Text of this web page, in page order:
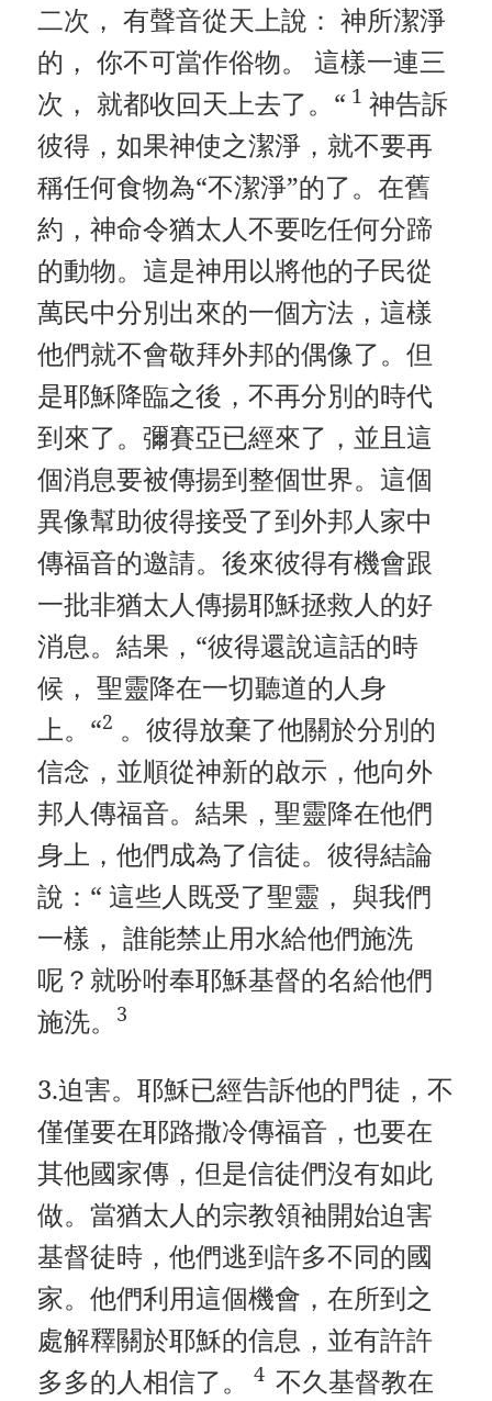
二次， 有聲音從天上說： 神所潔淨
的， 你不可當作俗物。 這樣一連三
次， 就都收回天上去了​​。“ 1 神告訴
彼得，如果神使之潔淨，就不要再
稱任何食物為“不潔淨”的了。在舊
約，神命令猶太人不要吃任何分蹄
的動物。這是神用以將他的子民從
萬民中分別出來的一個方法，這樣
他們就不會敬拜外邦的偶像了。但
是耶穌降臨之後，不再分別的時代
到來了。彌賽亞已經來了，並且這
個消息要被傳揚到整個世界。這個
異像幫助彼得接受了到外邦人家中
傳福音的邀請。後來彼得有機會跟
一批非猶太人傳揚耶穌拯救人的好
消息。結果，“彼得還說這話的時
候， 聖靈降在一切聽道的人身
上。“2 。彼得放棄了他關於分別的
信念，並順從神新的啟示，他向外
邦人傳福音。結果，聖靈降在他們
身上，他們成為了信徒。彼得結論
說：“ 這些人既受了聖靈， 與我們
一樣， 誰能禁止用水給他們施洗
呢？就吩咐奉耶穌基督的名給他們
施洗。
3
3.迫害。耶穌已經告訴他的門徒，不
僅僅要在耶路撒冷傳福音，也要在
其他國家傳，但是信徒們沒有如此
做。當猶太人的宗教領袖開始迫害
基督徒時，他們逃到許多不同的國
家。他們利用這個機會，在所到之
處解釋關於耶穌的信息，並有許許
多多的人相信了。
4 不久基督教在